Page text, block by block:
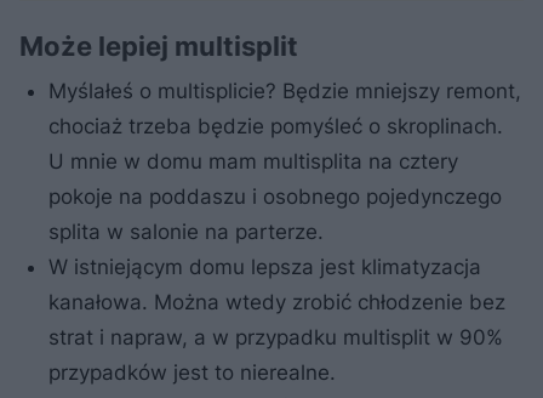
Może lepiej multisplit
Myślałeś o multisplicie? Będzie mniejszy remont,
chociaż trzeba będzie pomyśleć o skroplinach.
U mnie w domu mam multisplita na cztery
pokoje na poddaszu i osobnego pojedynczego
splita w salonie na parterze.
W istniejącym domu lepsza jest klimatyzacja
kanałowa. Można wtedy zrobić chłodzenie bez
strat i napraw, a w przypadku multisplit w 90%
przypadków jest to nierealne.